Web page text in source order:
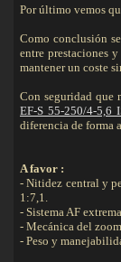
Por último vemos
Como conclusión
entre prestaciones
mantener un coste
Con seguridad que
EF-S 55-250/4-5,6
diferencia de forma
A favor :
- Nitidez central y
1:7,1.
- Sistema AF
- Mecánica del
- Peso y